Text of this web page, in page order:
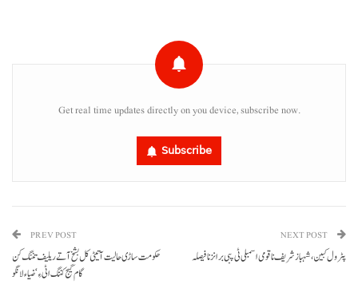
Get real time updates directly on you device, subscribe now.
Subscribe
PREV POST
حکومت ساڑی حالیت آتیٹی کل بشخ آتے ریلیف تننگ کن
گام گیج کننگ اٹی ءِ‘ ضیاء لانگو
NEXT POST
پٹرول کبین، شہباز شریف نا قومی اسمبلی ٹی پبی برانز نا فیصلہ